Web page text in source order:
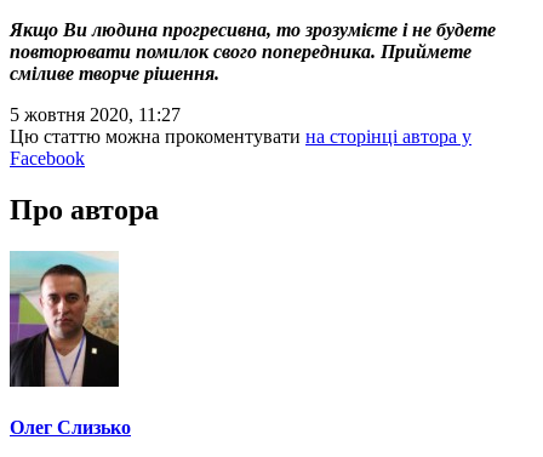
Якщо Ви людина прогресивна, то зрозумієте і не будете
повторювати помилок свого попередника. Приймете
сміливе творче рішення.
5 жовтня 2020, 11:27
Цю статтю можна прокоментувати на сторінці автора у
Facebook
Про автора
Олег Слизько